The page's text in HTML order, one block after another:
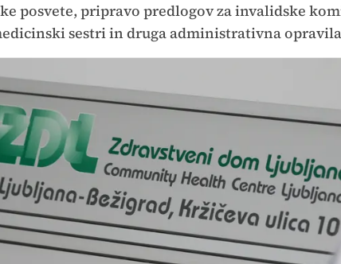
posvete, pripravo predlogov za invalidske
sestri in druga administrativna